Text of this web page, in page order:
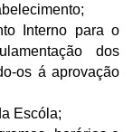
para o
dos
os á aprovação
Escóla;